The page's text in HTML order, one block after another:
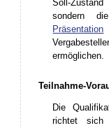
Soll-
sondern
Präsentation
ermöglichen.
Teilnahme-
Die
richtet sich